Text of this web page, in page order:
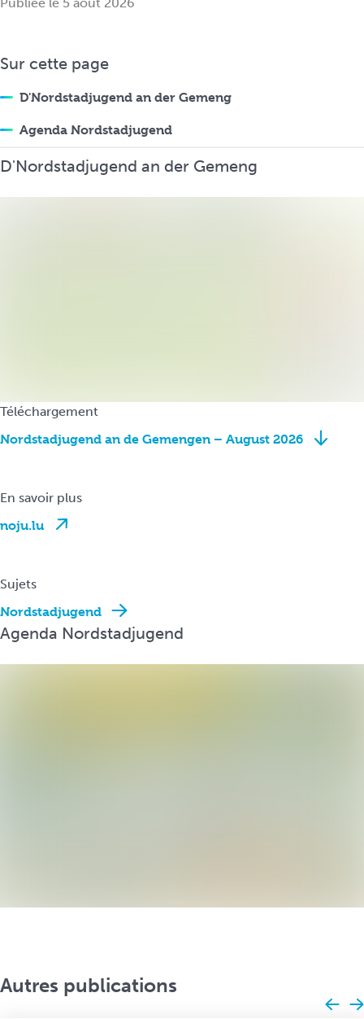
i
i
a
l
Sur cette page
D'Nordstadjugend an der Gemeng
Agenda Nordstadjugend
D'Nordstadjugend an der Gemeng
Téléchargement
Nordstadjugend an de Gemengen – August 2026
En savoir plus
noju.lu
Sujets
Nordstadjugend
Agenda Nordstadjugend
Autres publications